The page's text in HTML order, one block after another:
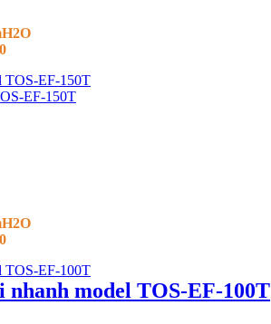
EF-150T
model TOS-EF-100T